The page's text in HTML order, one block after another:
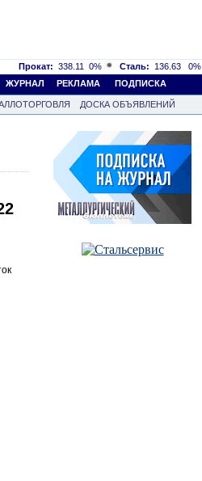
Прокат: 338.11 0% Сталь: 136.63
0%
ЖУРНАЛ РЕКЛАМА ПОДПИСКА
ДОСКА ОБЪЯВЛЕНИЙ